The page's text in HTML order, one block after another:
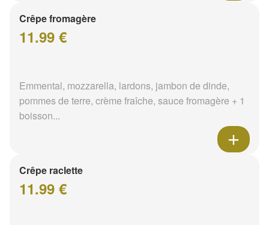
Crêpe fromagère
11.99 €
Emmental, mozzarella, lardons, jambon de dinde,
pommes de terre, crème fraîche, sauce fromagère + 1
boisson...
Crêpe raclette
11.99 €